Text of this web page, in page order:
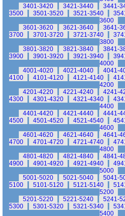
3401-3420
3421-3440 3441-
3500
3501-3520 3521-3540
3600
3601-3620
3621-3640 3641-
3700
3701-3720 3721-3740
3800
3801-3820
3821-3840 3841-
3900
3901-3920 3921-3940
4000
4001-4020
4021-4040 4041-
4100
4101-4120 4121-4140
4200
4201-4220
4221-4240 4241-
4300
4301-4320 4321-4340
4400
4401-4420
4421-4440 4441-
4500
4501-4520 4521-4540
4600
4601-4620
4621-4640 4641-
4700
4701-4720 4721-4740
4800
4801-4820
4821-4840 4841-
4900
4901-4920 4921-4940
5000
5001-5020
5021-5040 5041-
5100
5101-5120 5121-5140
5200
5201-5220
5221-5240 5241-
5300
5301-5320 5321-5340
5400